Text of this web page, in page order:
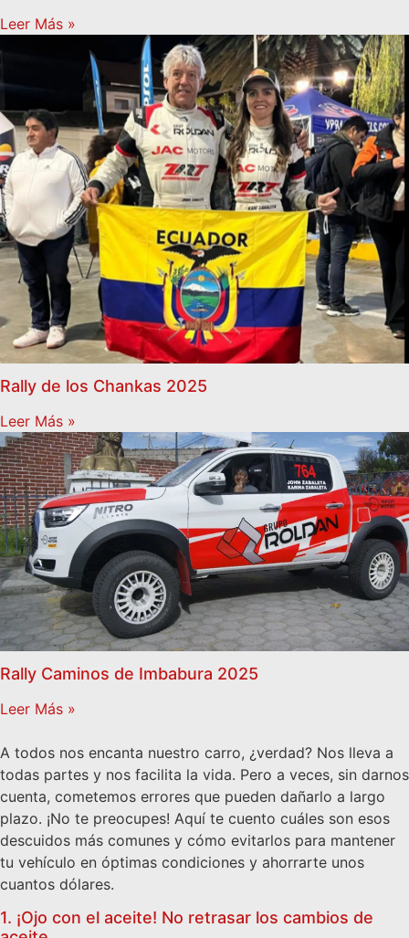
Leer Más »
Rally de los Chankas 2025
Leer Más »
Rally Caminos de Imbabura 2025
Leer Más »
A todos nos encanta nuestro carro, ¿verdad? Nos lleva a
todas partes y nos facilita la vida. Pero a veces, sin darnos
cuenta, cometemos errores que pueden dañarlo a largo
plazo. ¡No te preocupes! Aquí te cuento cuáles son esos
descuidos más comunes y cómo evitarlos para mantener
tu vehículo en óptimas condiciones y ahorrarte unos
cuantos dólares.
1. ¡Ojo con el aceite! No retrasar los cambios de